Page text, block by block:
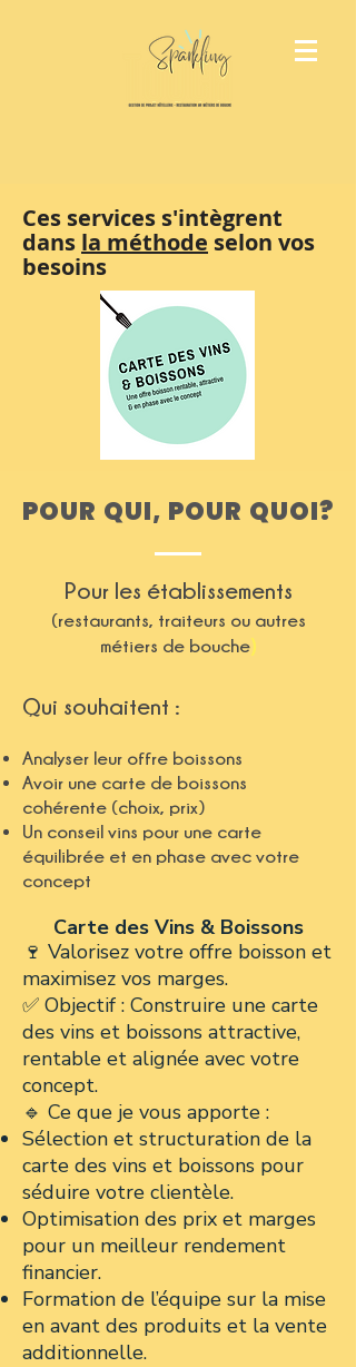
Ces services s'intègrent
dans la méthode selon vos
besoins
POUR QUI, POUR QUOI?
Pour les établissements
(restaurants, traiteurs ou autres
métiers de bouche)
Qui souhaitent :
Analyser leur offre boissons
Avoir une carte de boissons
cohérente (choix, prix)
Un conseil vins pour une carte
équilibrée et en phase avec votre
concept
Carte des Vins & Boissons
🍷 Valorisez votre offre boisson et
maximisez vos marges.
✅ Objectif : Construire une carte
des vins et boissons attractive,
rentable et alignée avec votre
concept.
🔹 Ce que je vous apporte :
Sélection et structuration de la
carte des vins et boissons pour
séduire votre clientèle.
Optimisation des prix et marges
pour un meilleur rendement
financier.
Formation de l’équipe sur la mise
en avant des produits et la vente
additionnelle.